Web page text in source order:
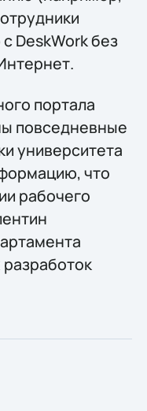
DeskWork без
портала
повседневные
университета
что
рабочего